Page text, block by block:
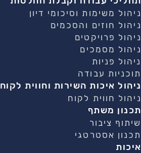
ניהול משימות וסיכומי דיון
ניהול חוזים והסכמים
ניהול פרויקטים
ניהול מסמכים
ניהול פניות
תוכניות עבודה
ניהול איכות השירות וחווית לקוח
ניהול חווית לקוח
תכנון משתף
שיתוף ציבור
תכנון אסטרטגי
איכות